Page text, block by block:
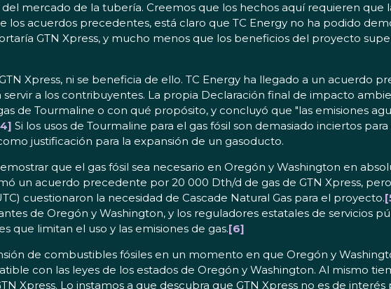
mercado de la tubería. Creemos que los hechos aquí requieren que
los acuerdos precedentes, está claro que TC Energy no ha podido
GTN Xpress, y mucho menos que los beneficios del proyecto
Xpress, ni se beneficia de ello. TC Energy ha llegado a un acuerdo
a los contribuyentes. La propia Declaración final de impacto
de Tourmaline o con qué propósito, y concluyó que "las emisiones
Si los usos de Tourmaline para el gas fósil son demasiado inciertos
justificación para la expansión de un gasoducto.
que el gas fósil sea necesario en Oregón y Washington en
un acuerdo precedente por 20 000 Dth/d de gas de GTN Xpress,
cuestionaron la necesidad de Cascade Natural Gas para el proyecto.
de Oregón y Washington, y los reguladores estatales de servicios
que limitan el uso y las emisiones de gas.[6]
de combustibles fósiles en un momento en que Oregón y
con las leyes de los estados de Oregón y Washington. Al mismo
Xpress. Lo instamos a que descubra que GTN Xpress no es de